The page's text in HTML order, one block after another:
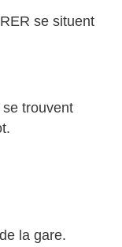
se situent
trouvent
la gare.